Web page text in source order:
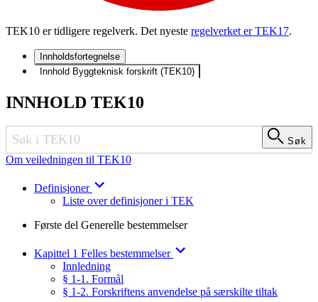
TEK10 er tidligere regelverk. Det nyeste regelverket er TEK17.
Innholdsfortegnelse
Innhold Byggteknisk forskrift (TEK10)
INNHOLD TEK10
Søk
Om veiledningen til TEK10
Definisjoner
Liste over definisjoner i TEK
Første del Generelle bestemmelser
Kapittel 1 Felles bestemmelser
Innledning
§ 1-1. Formål
§ 1-2. Forskriftens anvendelse på særskilte tiltak